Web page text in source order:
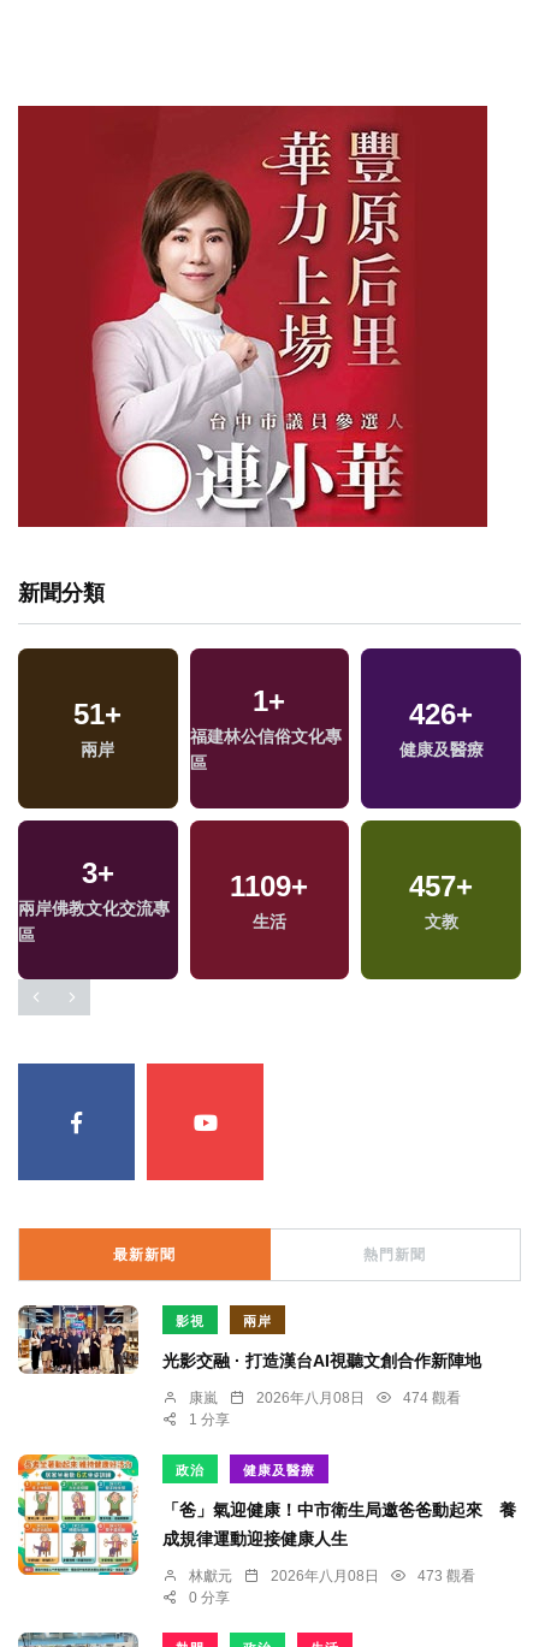
新聞分類
51+
兩岸
1+
福建林公信俗文化專
區
426+
健康及醫療
3+
兩岸佛教文化交流專
區
1109+
生活
457+
文教
最新新聞 熱門新聞
影視 兩岸
光影交融 · 打造漢台AI視聽文創合作新陣地
康嵐 2026年八月08日
474 觀看
1 分享
政治 健康及醫療
「爸」氣迎健康！中市衛生局邀爸爸動起來 養
成規律運動迎接健康人生
林獻元 2026年八月08日
473 觀看
0 分享